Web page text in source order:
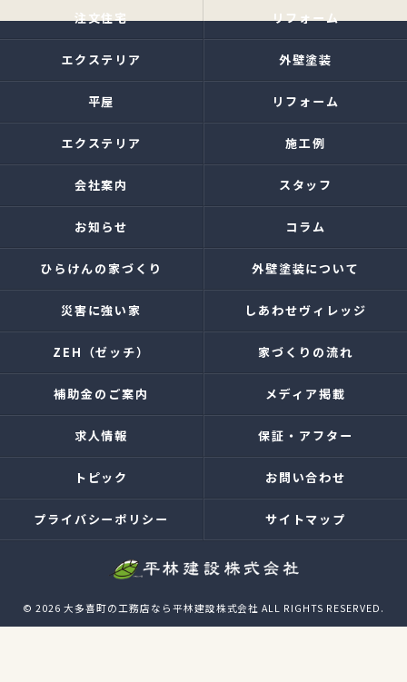
注文住宅 リフォーム
エクステリア 外壁塗装
平屋 リフォーム
エクステリア 施工例
会社案内 スタッフ
お知らせ コラム
ひらけんの家づくり 外壁塗装について
災害に強い家 しあわせヴィレッジ
ZEH（ゼッチ） 家づくりの流れ
補助金のご案内 メディア掲載
求人情報 保証・アフター
トピック お問い合わせ
プライバシーポリシー サイトマップ
© 2026 大多喜町の工務店なら平林建設株式会社 ALL RIGHTS RESERVED.